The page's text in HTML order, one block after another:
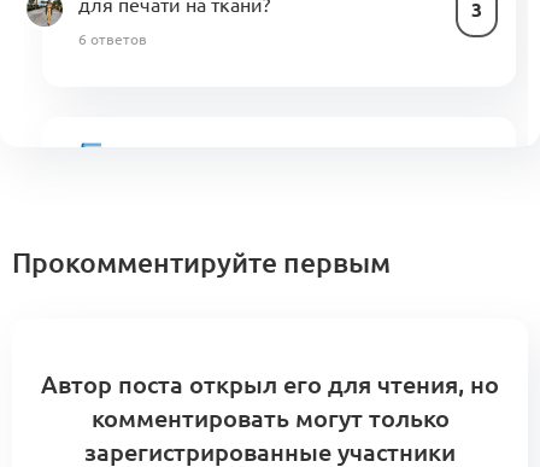
для печати на ткани?
3
6 ответов
1
2 комментария
Прокомментируйте первым
Автор поста открыл его для чтения, но
комментировать могут только
зарегистрированные участники